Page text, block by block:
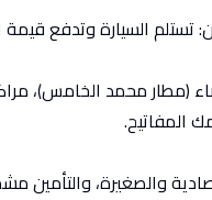
السيارة وتدفع قيمة
(مطار محمد الخامس)،
المفاتيح.